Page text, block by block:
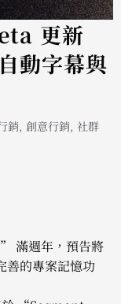
更新
動字幕與
銷,創意行銷,社群
滿週年，預告將
善的專案記憶功